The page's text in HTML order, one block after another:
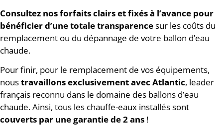
Consultez nos forfaits clairs et fixés à l’avance pour
bénéficier d’une totale transparencesur les coûts du
remplacement ou du dépannage de votre ballon d’eau
chaude.
Pour finir, pour le remplacement de vos équipements,
noustravaillons exclusivement avec Atlantic, leader
français reconnu dans le domaine des ballons d’eau
chaude. Ainsi, tous les chauffe-eaux installés sont
couverts par une garantie de 2 ans !